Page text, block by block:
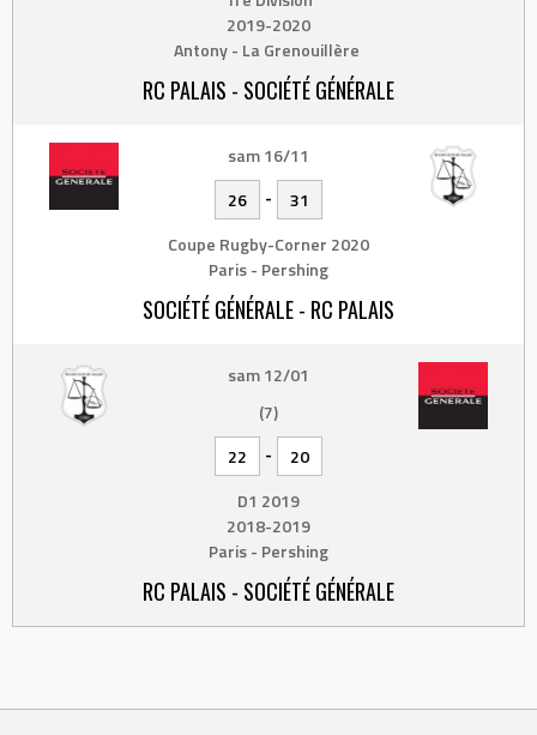
2019-2020
Antony - La Grenouillère
RC PALAIS - SOCIÉTÉ GÉNÉRALE
sam 16/11
26
-
31
Coupe Rugby-Corner 2020
Paris - Pershing
SOCIÉTÉ GÉNÉRALE - RC PALAIS
sam 12/01
(7)
22
-
20
D1 2019
2018-2019
Paris - Pershing
RC PALAIS - SOCIÉTÉ GÉNÉRALE